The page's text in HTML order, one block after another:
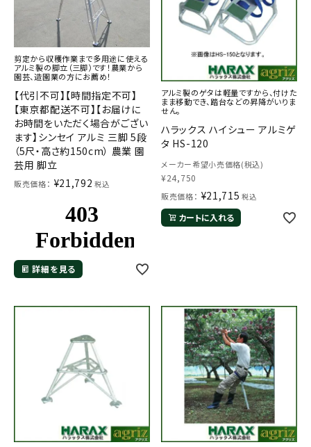
剪定から収穫作業まで多用途に使える
アルミ製の脚立（三脚）です！農業から
園芸、造園業の方にお薦め！
【代引不可】【時間指定不可】
【東京都配送不可】【お届けに
お時間をいただく場合がござい
ます】シンセイ アルミ 三脚 5段
（5尺・高さ約150cm） 農業 園
芸用 脚立
販売価格： ¥21,792 税込
詳細を見る
アルミ製のゲタは軽量ですから、付けた
まま移動でき、踏台などの昇降がいりま
せん。
ハラックス ハイシュー アルミゲ
タ HS-120
メーカー希望小売価格(税込)
¥24,750
販売価格： ¥21,715 税込
カートに入れる